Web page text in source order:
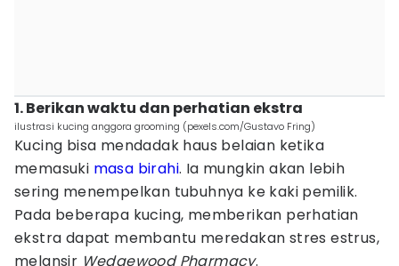
1. Berikan waktu dan perhatian ekstra
ilustrasi kucing anggora grooming (pexels.com/Gustavo Fring)
Kucing bisa mendadak haus belaian ketika
memasuki masa birahi. Ia mungkin akan lebih
sering menempelkan tubuhnya ke kaki pemilik.
Pada beberapa kucing, memberikan perhatian
ekstra dapat membantu meredakan stres estrus,
melansir Wedgewood Pharmacy.